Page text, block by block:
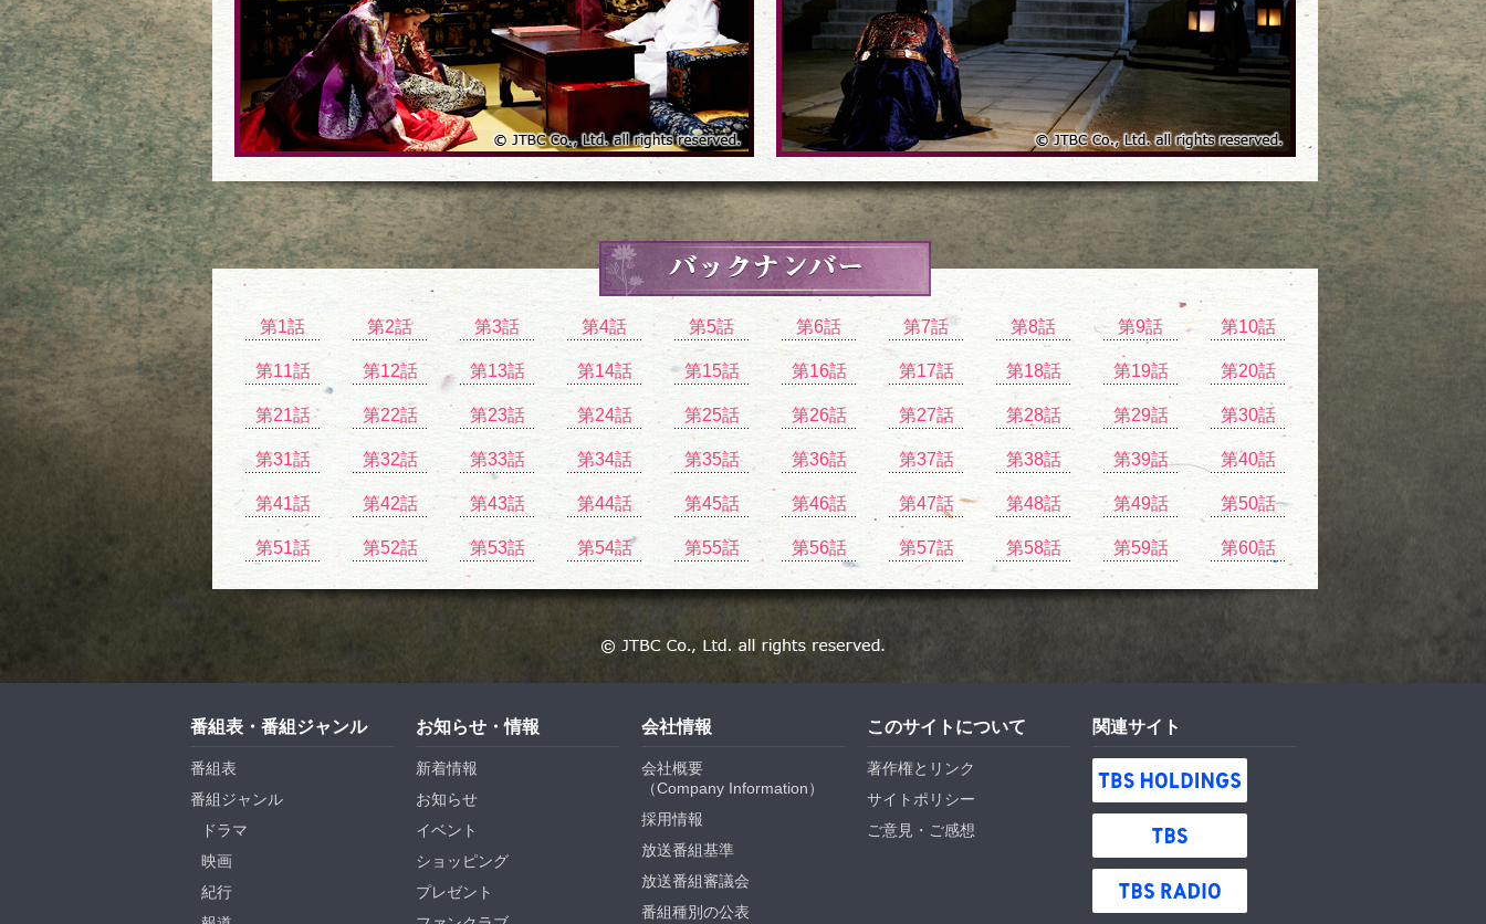
第1話 第2話 第3話 第4話 第5話 第6話 第7話 第8話 第9話 第10話
第11話 第12話 第13話 第14話 第15話 第16話 第17話 第18話 第19話 第20話
第21話 第22話 第23話 第24話 第25話 第26話 第27話 第28話 第29話 第30話
第31話 第32話 第33話 第34話 第35話 第36話 第37話 第38話 第39話 第40話
第41話 第42話 第43話 第44話 第45話 第46話 第47話 第48話 第49話 第50話
第51話 第52話 第53話 第54話 第55話 第56話 第57話 第58話 第59話 第60話
番組表・番組ジャンル
番組表
番組ジャンル
ドラマ
映画
紀行
お知らせ・情報
新着情報
お知らせ
イベント
ショッピング
プレゼント
会社情報
会社概要
（Company Information）
採用情報
放送番組基準
放送番組審議会
番組種別の公表
このサイトについて
著作権とリンク
サイトポリシー
ご意見・ご感想
関連サイト